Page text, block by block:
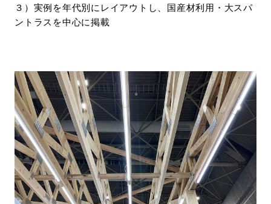
３）実例を年代別にレイアウトし、国産材利用・大スパ
ントラスを中心に掲載